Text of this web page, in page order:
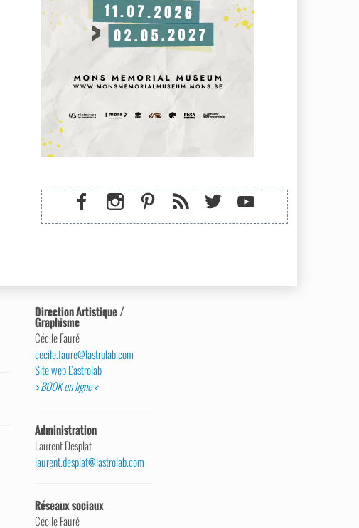
Direction Artistique /
Graphisme
Cécile Fauré
cecile.faure@lastrolab.com
Site web L’astrolab
> BOOK en ligne <
Administration
Laurent Desplat
laurent.desplat@lastrolab.com
Réseaux sociaux
Cécile Fauré